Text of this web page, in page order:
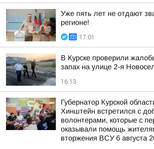
Уже пять лет не отдают
регионе!
17:01
В Курске проверили
запах на улице 2-я
16:13
Губернатор Курской
Хинштейн встретился с
волонтерами, которые с
оказывали помощь
вторжения ВСУ 6 августа